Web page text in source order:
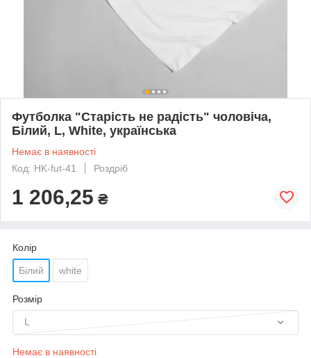
Футболка "Старість не радість" чоловіча,
Білий, L, White, українська
Немає в наявності
Код: HK-fut-41
Роздріб
1 206,25 ₴
Колір
Білий white
Розмір
L
Немає в наявності